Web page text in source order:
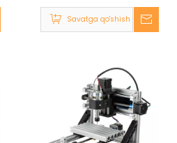
1500W MACH3
300x400mm
Savatga qo'shish